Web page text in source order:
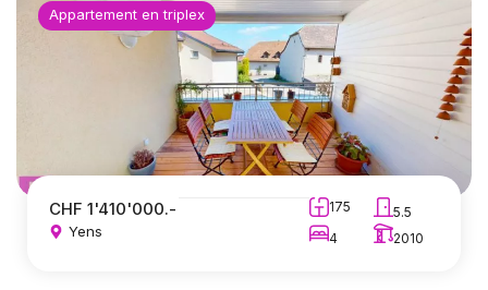
Appartement en triplex
CHF 1'410'000.-
Yens
175
5.5
4
2010